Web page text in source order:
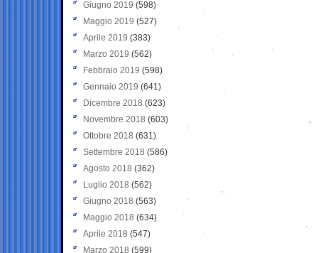
Giugno 2019 (598)
Maggio 2019 (527)
Aprile 2019 (383)
Marzo 2019 (562)
Febbraio 2019 (598)
Gennaio 2019 (641)
Dicembre 2018 (623)
Novembre 2018 (603)
Ottobre 2018 (631)
Settembre 2018 (586)
Agosto 2018 (362)
Luglio 2018 (562)
Giugno 2018 (563)
Maggio 2018 (634)
Aprile 2018 (547)
Marzo 2018 (599)